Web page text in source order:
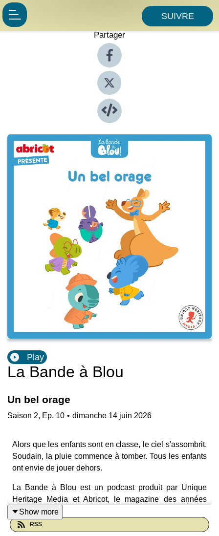
SUIVRE
Partager
Play
La Bande à Blou
Un bel orage
Saison 2, Ep. 10 • dimanche 14 juin 2026
Alors que les enfants sont en classe, le ciel s'assombrit.
Soudain, la pluie commence à tomber. Tous les enfants
ont envie de jouer dehors.
La Bande à Blou est un podcast produit par Unique
Heritage Media et Abricot, le magazine des années
maternelles. Retrouve Blou, chaque mois dans le
magazine Abricot.
Show more
RSS